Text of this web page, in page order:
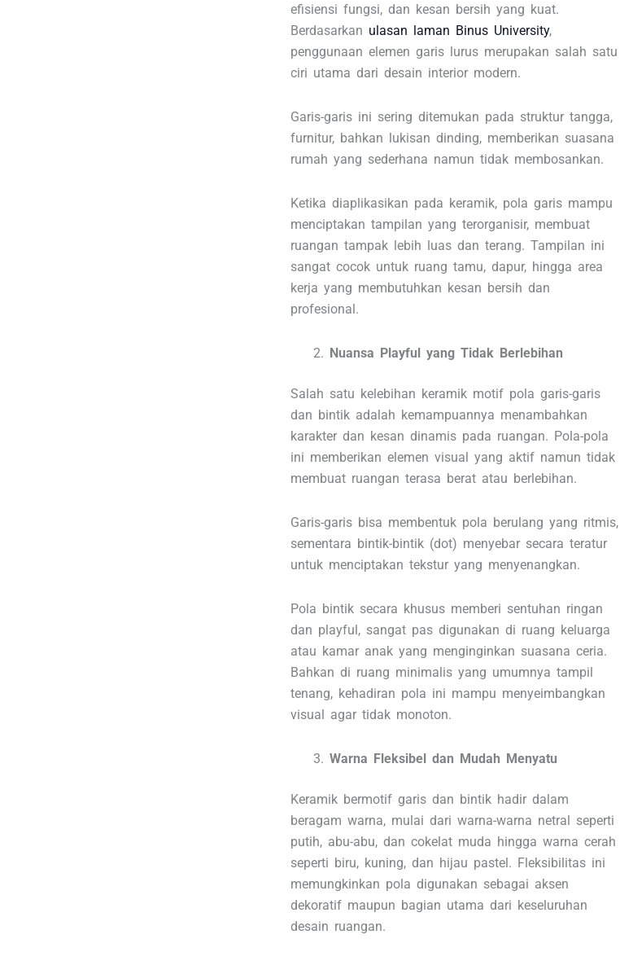
efisiensi fungsi, dan kesan bersih yang kuat.
Berdasarkan ulasan laman Binus University,
penggunaan elemen garis lurus merupakan salah satu
ciri utama dari desain interior modern.
Garis-garis ini sering ditemukan pada struktur tangga,
furnitur, bahkan lukisan dinding, memberikan suasana
rumah yang sederhana namun tidak membosankan.
Ketika diaplikasikan pada keramik, pola garis mampu
menciptakan tampilan yang terorganisir, membuat
ruangan tampak lebih luas dan terang. Tampilan ini
sangat cocok untuk ruang tamu, dapur, hingga area
kerja yang membutuhkan kesan bersih dan
profesional.
Nuansa Playful yang Tidak Berlebihan
Salah satu kelebihan keramik motif pola garis-garis
dan bintik adalah kemampuannya menambahkan
karakter dan kesan dinamis pada ruangan. Pola-pola
ini memberikan elemen visual yang aktif namun tidak
membuat ruangan terasa berat atau berlebihan.
Garis-garis bisa membentuk pola berulang yang ritmis,
sementara bintik-bintik (dot) menyebar secara teratur
untuk menciptakan tekstur yang menyenangkan.
Pola bintik secara khusus memberi sentuhan ringan
dan playful, sangat pas digunakan di ruang keluarga
atau kamar anak yang menginginkan suasana ceria.
Bahkan di ruang minimalis yang umumnya tampil
tenang, kehadiran pola ini mampu menyeimbangkan
visual agar tidak monoton.
Warna Fleksibel dan Mudah Menyatu
Keramik bermotif garis dan bintik hadir dalam
beragam warna, mulai dari warna-warna netral seperti
putih, abu-abu, dan cokelat muda hingga warna cerah
seperti biru, kuning, dan hijau pastel. Fleksibilitas ini
memungkinkan pola digunakan sebagai aksen
dekoratif maupun bagian utama dari keseluruhan
desain ruangan.